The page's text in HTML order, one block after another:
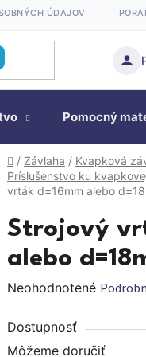
ÚDAJOV
Pomocný
Domov
/ Závlaha / Kvapková
Príslušenstvo ku
vrták d=16mm alebo
Strojový
alebo
Priemerné
produktu
je
Neohodnotené
Dostupnosť
Môžeme doručiť